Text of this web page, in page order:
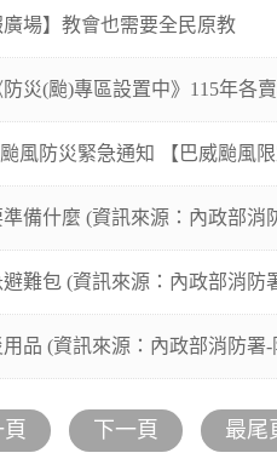
場】教會也需要全民原教
防災(颱)專區設置中》115年各
風防災緊急通知 ​【巴威颱風限
備什麼 (資訊來源：內政部消
難包 (資訊來源：內政部消防
品 (資訊來源：內政部消防署
下一頁 最尾